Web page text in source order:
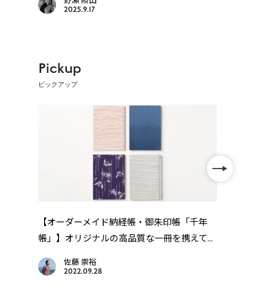
2025.9.17
Pickup
ピックアップ
【オーダーメイド納経帳・御朱印帳「千年
帳」】オリジナルの高品質な一冊を携えて...
佐藤 崇裕
2022.09.28